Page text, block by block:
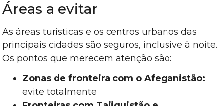
Áreas a evitar
As áreas turísticas e os centros urbanos das
principais cidades são seguros, inclusive à noite.
Os pontos que merecem atenção são:
Zonas de fronteira com o Afeganistão:
evite totalmente